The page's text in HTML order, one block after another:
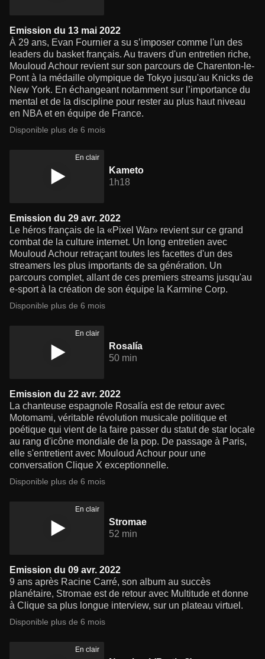
Emission du 13 mai 2022
À 29 ans, Evan Fournier a su s’imposer comme l'un des
leaders du basket français. Au travers d'un entretien riche,
Mouloud Achour revient sur son parcours de Charenton-le-
Pont à la médaille olympique de Tokyo jusqu'au Knicks de
New York. En échangeant notamment sur l’importance du
mental et de la discipline pour rester au plus haut niveau
en NBA et en équipe de France.
Disponible plus de 6 mois
En clair
Kameto
1h18
Emission du 29 avr. 2022
Le héros français de la «Pixel War» revient sur ce grand
combat de la culture internet. Un long entretien avec
Mouloud Achour retraçant toutes les facettes d'un des
streamers les plus importants de sa génération. Un
parcours complet, allant de ces premiers streams jusqu'au
e-sport à la création de son équipe la Karmine Corp.
Disponible plus de 6 mois
En clair
Rosalía
50 min
Emission du 22 avr. 2022
La chanteuse espagnole Rosalía est de retour avec
Motomami, véritable révolution musicale politique et
poétique qui vient de la faire passer du statut de star locale
au rang d'icône mondiale de la pop. De passage à Paris,
elle s'entretient avec Mouloud Achour pour une
conversation Clique X exceptionnelle.
Disponible plus de 6 mois
En clair
Stromae
52 min
Emission du 09 avr. 2022
9 ans après Racine Carré, son album au succès
planétaire, Stromae est de retour avec Multitude et donne
à Clique sa plus longue interview, sur un plateau virtuel.
Disponible plus de 6 mois
En clair